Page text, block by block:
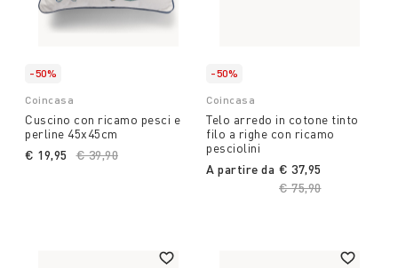
-50%
Coincasa
Cuscino con ricamo pesci e
perline 45x45cm
Price reduced from
€ 39,90
€ 19,95
-50%
Coincasa
Telo arredo in cotone tinto
filo a righe con ricamo
pesciolini
A partire da
Price reduced from
€ 75,90to
€ 37,95